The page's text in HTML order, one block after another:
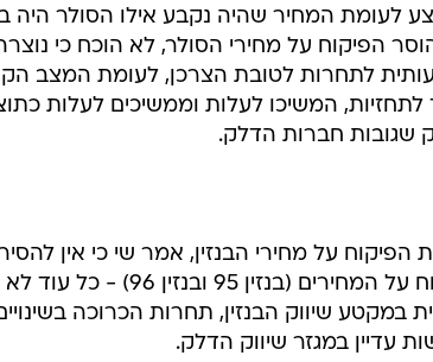
לעומת המחיר שהיה נקבע אילו הסולר היה
הפיקוח על מחירי הסולר, לא הוכח כי
לתחרות לטובת הצרכן, לעומת המצב
לתחזיות, המשיכו לעלות וממשיכים לעלות
שגובות חברות הדלק.
הפיקוח על מחירי הבנזין, אמר שי כי אין
(בנזין 95 ובנזין 96) - כל עוד לא תתחיל תחרות
במקטע שיווק הבנזין, תחרות הכרוכה
עדיין במגזר שיווק הדלק.